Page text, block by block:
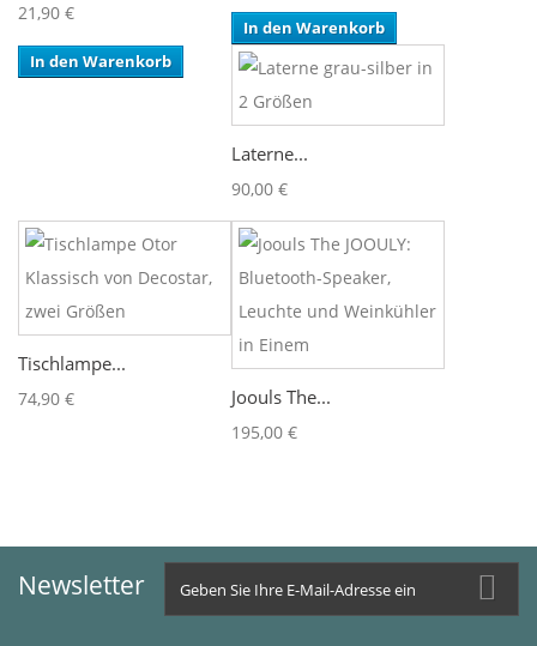
21,90 €
In den Warenkorb
In den Warenkorb
Laterne...
90,00 €
Tischlampe...
74,90 € Joouls The...
195,00 €
Newsletter